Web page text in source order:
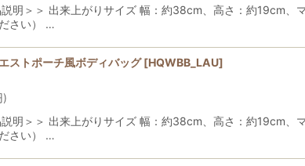
＞＞ 出来上がりサイズ 幅：約38cm、高さ：約19cm、
さい） …
ストポーチ風ボディバッグ [HQWBB_LAU]
)
＞＞ 出来上がりサイズ 幅：約38cm、高さ：約19cm、
さい） …